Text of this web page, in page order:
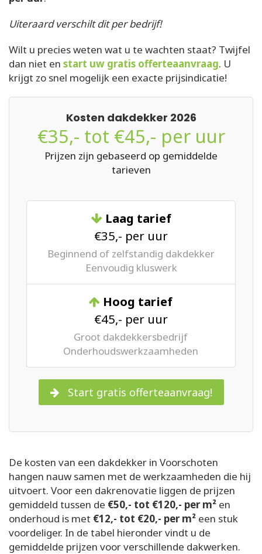
Uiteraard verschilt dit per bedrijf!
Wilt u precies weten wat u te wachten staat? Twijfel
dan niet en start uw gratis offerteaanvraag. U
krijgt zo snel mogelijk een exacte prijsindicatie!
Kosten dakdekker 2026
€35,- tot €45,- per uur
Prijzen zijn gebaseerd op gemiddelde
tarieven
Laag tarief
€35,- per uur
Beginnend of zelfstandig dakdekker
Eenvoudig kluswerk
Hoog tarief
€45,- per uur
Groot dakdekkersbedrijf
Onderhoudswerkzaamheden
Start gratis offerteaanvraag!
De kosten van een dakdekker in Voorschoten
hangen nauw samen met de werkzaamheden die hij
uitvoert. Voor een dakrenovatie liggen de prijzen
gemiddeld tussen de €50,- tot €120,- per m² en
onderhoud is met €12,- tot €20,- per m² een stuk
voordeliger. In de tabel hieronder vindt u de
gemiddelde prijzen voor verschillende dakwerken.